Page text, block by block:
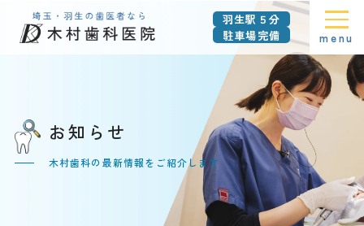
羽生駅５分
駐車場完備
menu
お知らせ
木村歯科の最新情報をご紹介します